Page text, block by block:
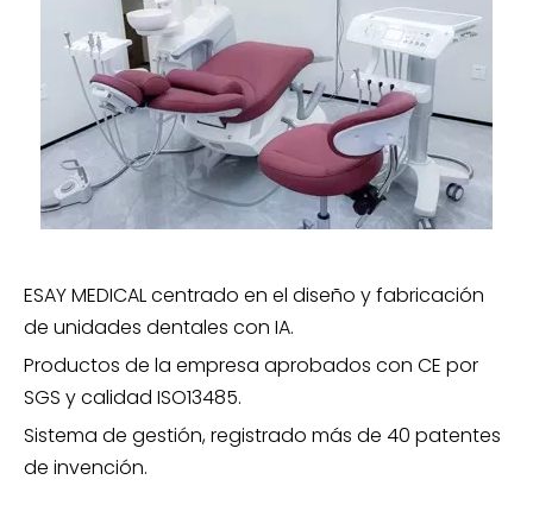
ESAY MEDICAL centrado en el diseño y fabricación
de unidades dentales con IA.
Productos de la empresa aprobados con CE por
SGS y calidad ISO13485.
Sistema de gestión, registrado más de 40 patentes
de invención.